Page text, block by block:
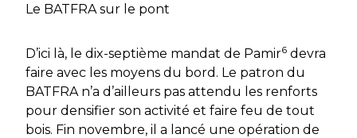
Le BATFRA sur le pont
D’ici là, le dix-septième mandat de Pamir6 devra
faire avec les moyens du bord. Le patron du
BATFRA n’a d’ailleurs pas attendu les renforts
pour densifier son activité et faire feu de tout
bois. Fin novembre, il a lancé une opération de